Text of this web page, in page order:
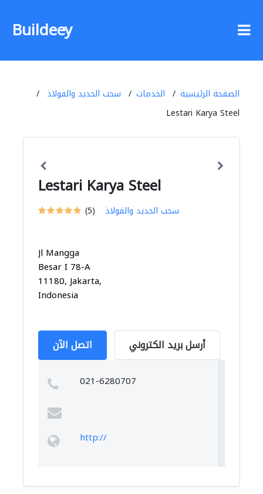
Buildeey
الصفحة الرئيسية الخدمات
سحب الحديد والفولاذ
Lestari Karya Steel
Lestari Karya Steel
(5) سحب الحديد والفولاذ
Jl Mangga
Besar I 78-A
11180, Jakarta,
Indonesia
اتصل الآن أرسل بريد الكتروني
021-6280707
http://